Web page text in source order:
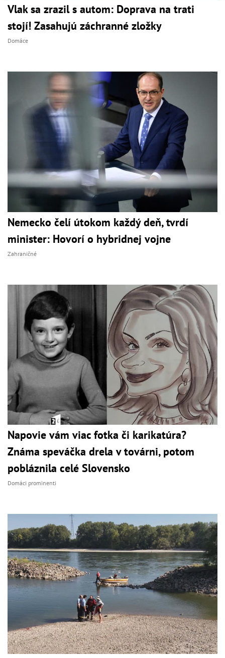
Vlak sa zrazil s autom: Doprava na trati
stojí! Zasahujú záchranné zložky
Domáce
Nemecko čelí útokom každý deň, tvrdí
minister: Hovorí o hybridnej vojne
Zahraničné
Napovie vám viac fotka či karikatúra?
Známa speváčka drela v továrni, potom
pobláznila celé Slovensko
Domáci prominenti